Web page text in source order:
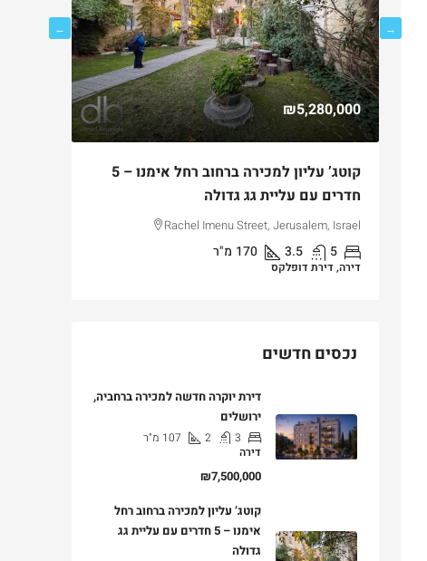
₪5,280,000
קוטג’ עליון למכירה ברחוב רחל אימנו – 5
חדרים עם עליית גג גדולה
Rachel Imenu Street, Jerusalem, Israel
5
3.5
170 מ"ר
דירה, דירת דופלקס
נכסים חדשים
דירת יוקרה חדשה למכירה ברחביה,
ירושלים
3
2
107 מ"ר
דירה
₪7,500,000
קוטג’ עליון למכירה ברחוב רחל
אימנו – 5 חדרים עם עליית גג
גדולה